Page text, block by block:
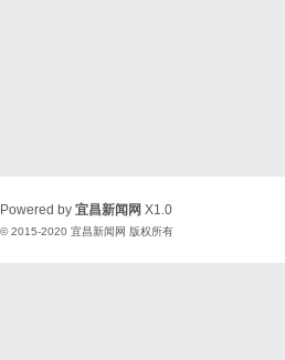
Powered by 宜昌新闻网 X1.0
© 2015-2020 宜昌新闻网 版权所有